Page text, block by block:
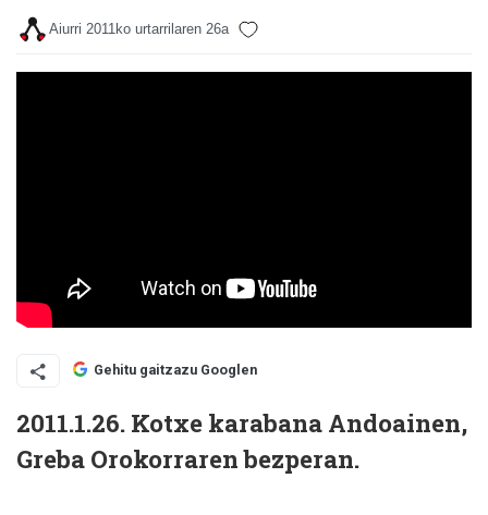
Aiurri 2011ko urtarrilaren 26a
Gehitu gaitzazu Googlen
2011.1.26. Kotxe karabana Andoainen,
Greba Orokorraren bezperan.